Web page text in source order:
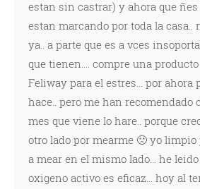
estan sin castrar) y ahora que
estan marcando por toda la casa..
ya.. a parte que es a vces
que tienen.... compre una
Feliway para el estres... por ahora
hace.. pero me han recomendado
mes que viene lo hare.. porque
otro lado por mearme 🙁 yo
a mear en el mismo lado... he
oxigeno activo es eficaz... hoy al